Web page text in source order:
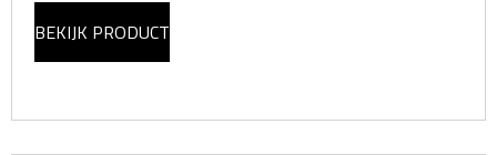
BEKIJK PRODUCT